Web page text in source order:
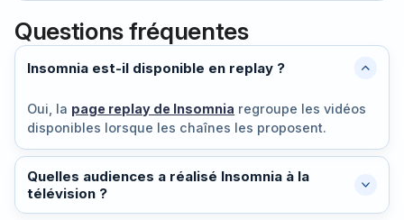
Questions fréquentes
Insomnia est-il disponible en replay ?
Oui, la page replay de Insomnia regroupe les vidéos
disponibles lorsque les chaînes les proposent.
Quelles audiences a réalisé Insomnia à la
télévision ?